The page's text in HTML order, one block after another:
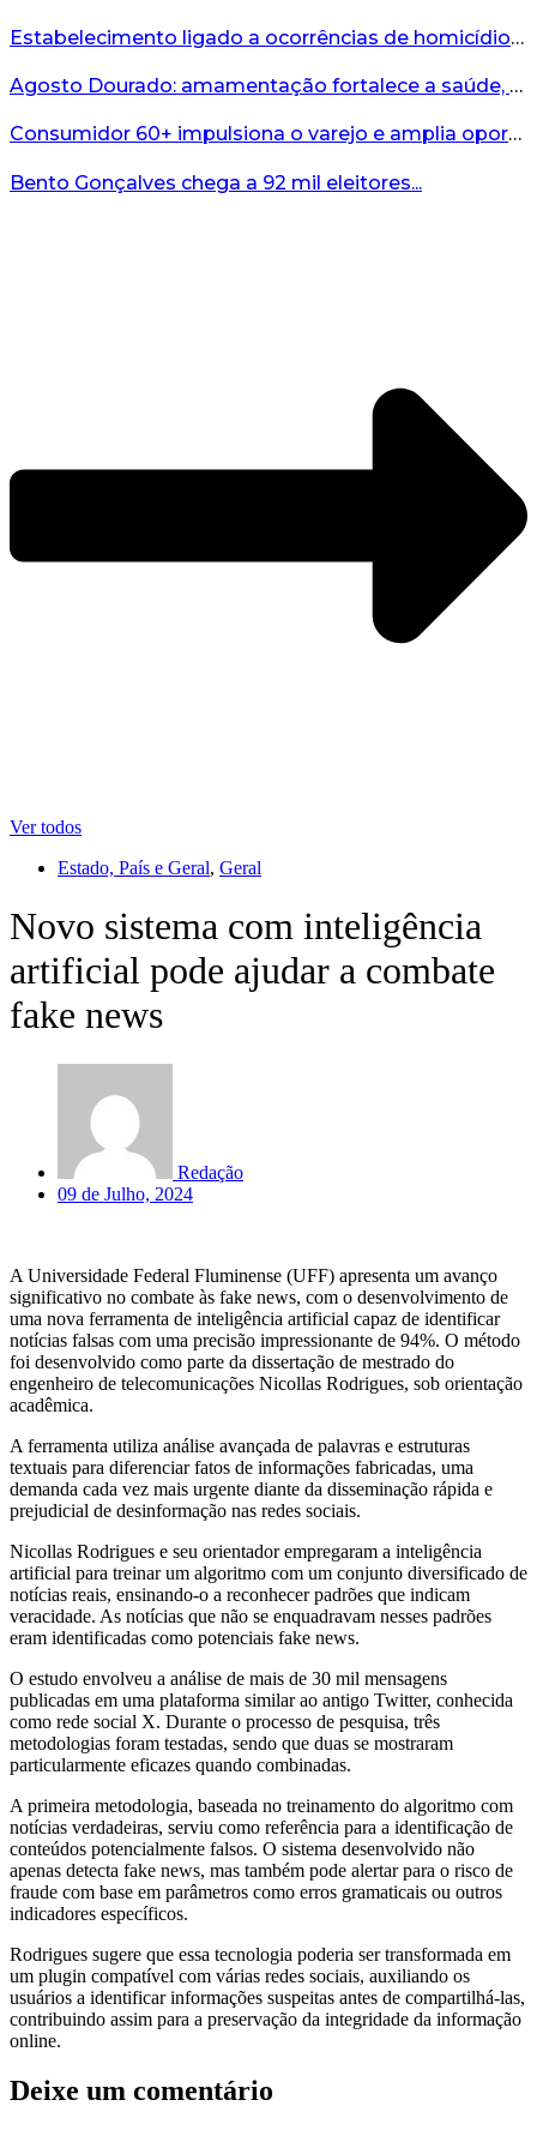
Estabelecimento ligado a ocorrências de homicídio é interditado durante fiscalização em Bento...
Agosto Dourado: amamentação fortalece a saúde, o desenvolvimento e os vínculos...
Consumidor 60+ impulsiona o varejo e amplia oportunidades para o comércio ...
Bento Gonçalves chega a 92 mil eleitores...
Ver todos
Estado, País e Geral, Geral
Novo sistema com inteligência
artificial pode ajudar a combate
fake news
Redação
09 de Julho, 2024
A Universidade Federal Fluminense (UFF) apresenta um avanço
significativo no combate às fake news, com o desenvolvimento de
uma nova ferramenta de inteligência artificial capaz de identificar
notícias falsas com uma precisão impressionante de 94%. O método
foi desenvolvido como parte da dissertação de mestrado do
engenheiro de telecomunicações Nicollas Rodrigues, sob orientação
acadêmica.
A ferramenta utiliza análise avançada de palavras e estruturas
textuais para diferenciar fatos de informações fabricadas, uma
demanda cada vez mais urgente diante da disseminação rápida e
prejudicial de desinformação nas redes sociais.
Nicollas Rodrigues e seu orientador empregaram a inteligência
artificial para treinar um algoritmo com um conjunto diversificado de
notícias reais, ensinando-o a reconhecer padrões que indicam
veracidade. As notícias que não se enquadravam nesses padrões
eram identificadas como potenciais fake news.
O estudo envolveu a análise de mais de 30 mil mensagens
publicadas em uma plataforma similar ao antigo Twitter, conhecida
como rede social X. Durante o processo de pesquisa, três
metodologias foram testadas, sendo que duas se mostraram
particularmente eficazes quando combinadas.
A primeira metodologia, baseada no treinamento do algoritmo com
notícias verdadeiras, serviu como referência para a identificação de
conteúdos potencialmente falsos. O sistema desenvolvido não
apenas detecta fake news, mas também pode alertar para o risco de
fraude com base em parâmetros como erros gramaticais ou outros
indicadores específicos.
Rodrigues sugere que essa tecnologia poderia ser transformada em
um plugin compatível com várias redes sociais, auxiliando os
usuários a identificar informações suspeitas antes de compartilhá-las,
contribuindo assim para a preservação da integridade da informação
online.
Deixe um comentário